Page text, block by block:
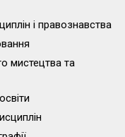
і правознавства
мистецтва та